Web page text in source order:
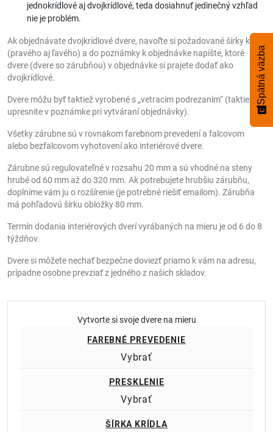
jednokrídlové aj dvojkrídlové, teda dosiahnuť jedinečný vzhľad
nie je problém.
Ak objednávate dvojkrídlové dvere, navoľte si požadované šírky krídel
(pravého aj ľavého) a do poznámky k objednávke napíšte, ktoré
dvere (dvere so zárubňou) v objednávke si prajete dodať ako
dvojkrídlové.
Dvere môžu byť taktiež vyrobené s „vetracím podrezaním“ (taktiež
upresnite v poznámke pri vytváraní objednávky).
Všetky zárubne sú v rovnakom farebnom prevedení a falcovom
alebo bezfalcovom vyhotovení ako interiérové dvere.
Zárubne sú regulovateľné v rozsahu 20 mm a sú vhodné na steny
hrubé od 60 mm až do 320 mm. Ak potrebujete hrubšiu zárubňu,
doplníme vám ju o rozšírenie (je potrebné riešiť emailom). Zárubňa
má pohľadovú šírku obložky 80 mm.
Termín dodania interiérových dverí vyrábaných na mieru je od 6 do 8
týždňov.
Dvere si môžete nechať bezpečne doviezť priamo k vám na adresu,
prípadne osobne prevziať z jedného z našich skladov.
Vytvorte si svoje dvere na mieru
FAREBNÉ PREVEDENIE
Vybrať
PRESKLENIE
Vybrať
ŠÍRKA KRÍDLA
Spätná väzba